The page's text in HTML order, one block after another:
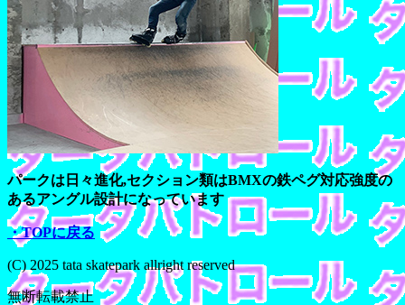
パークは日々進化,セクション類はBMXの鉄ペグ対応強度の
あるアングル設計になっています
・TOPに戻る
(C) 2025 tata skatepark allright reserved
無断転載禁止